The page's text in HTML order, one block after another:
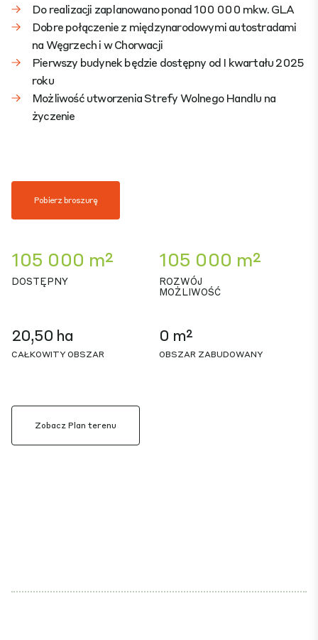
Do realizacji zaplanowano ponad 100 000 mkw. GLA
Dobre połączenie z międzynarodowymi autostradami
na Węgrzech i w Chorwacji
Pierwszy budynek będzie dostępny od I kwartału 2025
roku
Możliwość utworzenia Strefy Wolnego Handlu na
życzenie
Pobierz broszurę
105 000 m²
DOSTĘPNY
105 000 m²
ROZWÓJ
MOŻLIWOŚĆ
20,50 ha
CAŁKOWITY OBSZAR
0 m²
OBSZAR ZABUDOWANY
Zobacz Plan terenu